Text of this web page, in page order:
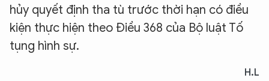
hủy quyết định tha tù trước thời hạn có điều
kiện thực hiện theo Điều 368 của Bộ luật Tố
tụng hình sự.
H.L